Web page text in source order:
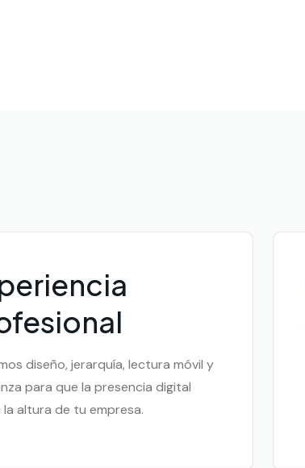
diseño, jerarquía, lectura móvil y
para que la presencia digital
altura de tu empresa.